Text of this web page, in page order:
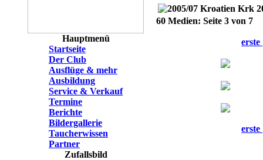
Hauptmenü
Startseite
Der Club
Ausflüge & mehr
Ausbildung
Service & Verkauf
Termine
Berichte
Bildergallerie
Taucherwissen
Partner
Zufallsbild
60 Medien: Seite 3 von 7
erste
erste